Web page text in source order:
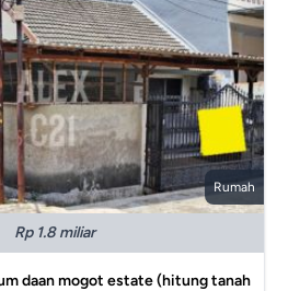
Rumah
Rp 1.8 miliar
daan mogot estate (hitung tanah